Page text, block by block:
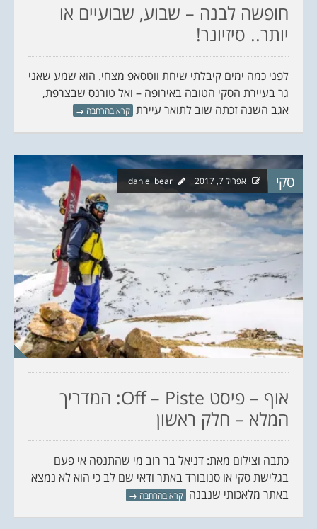
חופשה לבנה – שבוע, שבועיים או
יותר.. סיזיונר!
לפני כמה ימים קיבלתי שיחת ווטסאפ מצחי. הוא שמע שאני
גר בעיירת הסקי הטובה באירופה – ואל טורנס שבצרפת,
אגב השנה זכתה שוב לתואר עיירת קרא בהרחבה →
סקי אפריל 7, 2017 daniel bear
אוף – פיסט Off – Piste: המדריך
המלא – חלק ראשון
כתבה וצילום מאת: דניאל בר רוב מי שהתנסה אי פעם
בגלישת סקי או סנובורד באתר ודאי שם לב כי הוא לא נמצא
באתר מלאכותי שנבנה קרא בהרחבה →